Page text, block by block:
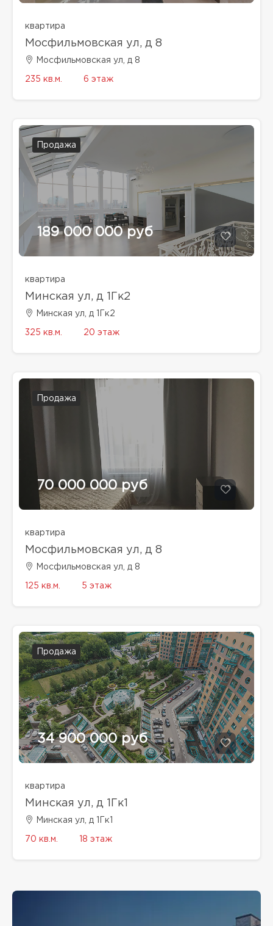
квартира
Мосфильмовская ул, д 8
Мосфильмовская ул, д 8
235 кв.м. 6 этаж
Продажа
189 000 000 руб
квартира
Минская ул, д 1Гк2
Минская ул, д 1Гк2
325 кв.м. 20 этаж
Продажа
70 000 000 руб
квартира
Мосфильмовская ул, д 8
Мосфильмовская ул, д 8
125 кв.м. 5 этаж
Продажа
34 900 000 руб
квартира
Минская ул, д 1Гк1
Минская ул, д 1Гк1
70 кв.м. 18 этаж